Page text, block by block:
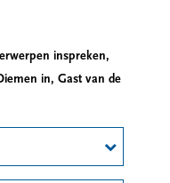
inspreken,
in, Gast van de